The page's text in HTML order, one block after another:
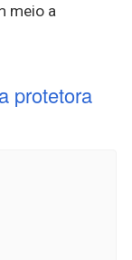
meio a
protetora